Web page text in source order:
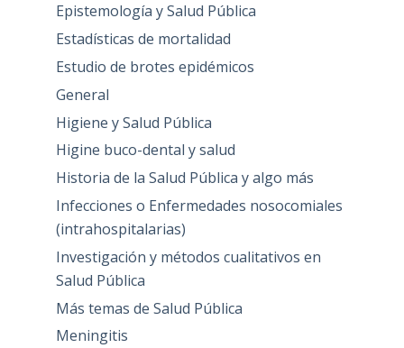
Epistemología y Salud Pública
Estadísticas de mortalidad
Estudio de brotes epidémicos
General
Higiene y Salud Pública
Higine buco-dental y salud
Historia de la Salud Pública y algo más
Infecciones o Enfermedades nosocomiales
(intrahospitalarias)
Investigación y métodos cualitativos en
Salud Pública
Más temas de Salud Pública
Meningitis